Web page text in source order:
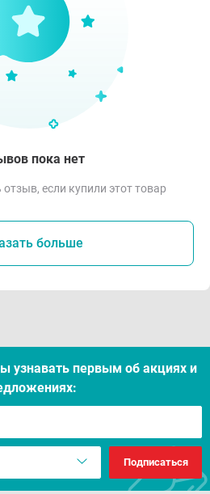
пока нет
если купили этот товар
больше
узнавать первым об акцияx и
Подписаться